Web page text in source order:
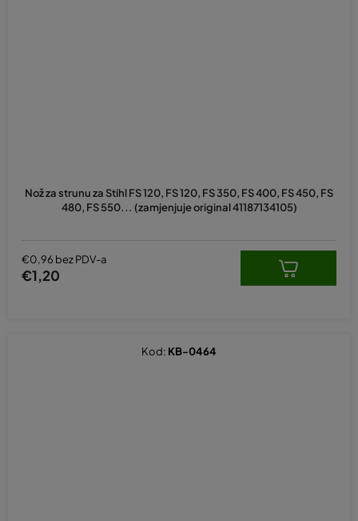
Nož za strunu za Stihl FS 120, FS 120, FS 350, FS 400, FS 450, FS
480, FS 550... (zamjenjuje original 41187134105)
€0,96 bez PDV-a
€1,20
Kod: KB-0464